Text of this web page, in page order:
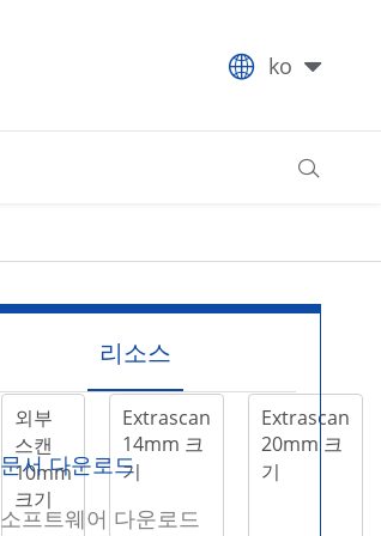
 ko

외부
스캔
10mm
크기
Extrascan
14mm 크
기
Extrascan
20mm 크
기
리소스
문서 다운로드
소프트웨어 다운로드